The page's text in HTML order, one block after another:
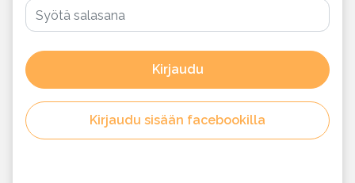
Kirjaudu
Kirjaudu sisään facebookilla